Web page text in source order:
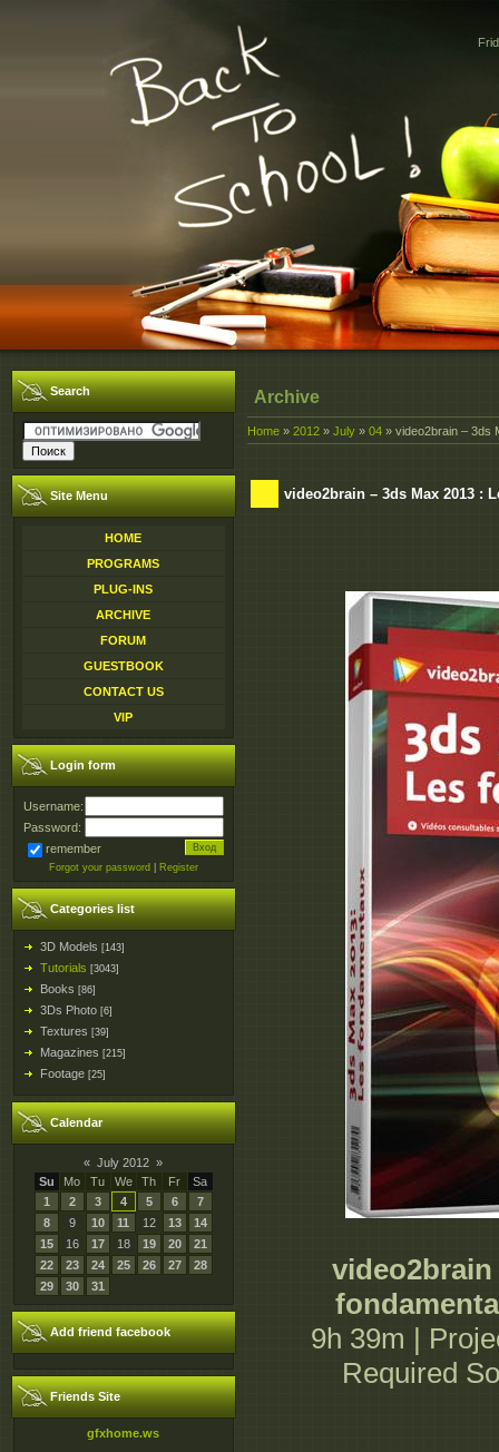
Search
Site Menu
HOME
PROGRAMS
PLUG-INS
ARCHIVE
FORUM
GUESTBOOK
CONTACT US
VIP
Login form
Username:
Password:
remember
Forgot your password Register
Categories list
3D Models [143]
Tutorials [3043]
Books [86]
3Ds Photo [6]
Textures [39]
Magazines [215]
Footage [25]
Calendar
« July 2012 »
Su
Mo Tu We Th Fr
Sa
1
2 3 4 5 6
7
8
9 10 11 12 13
14
15
16 17 18 19 20
21
22
23 24 25 26 27
28
29
30 31
Add friend facebook
Friends Site
gfxhome.ws
Archive
Home » 2012 » July » 04 » video2brain – 3ds
video2brain – 3ds Max 2013 :
video2brain
9h 39m |
Required